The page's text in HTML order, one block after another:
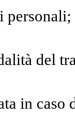
personali;
del
in